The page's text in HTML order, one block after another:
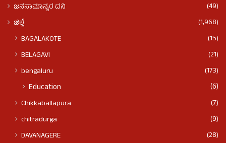
ಜನಸಾಮಾನ್ಯರ ದನಿ
(49)
ಜಿಲ್ಲೆ
(1,968)
BAGALAKOTE
(15)
BELAGAVI
(21)
bengaluru
(173)
Education (6)
Chikkaballapura
(7)
chitradurga
(9)
DAVANAGERE
(28)